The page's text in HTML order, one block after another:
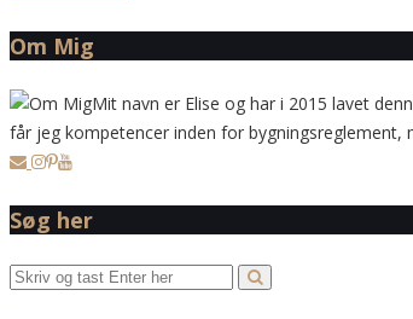
Om Mig
Mit navn er Elise og har i 2015 lavet
får jeg kompetencer inden for bygningsreglement,
Søg her